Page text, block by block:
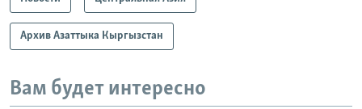
Архив Азаттыка Кыргызстан
Вам будет интересно